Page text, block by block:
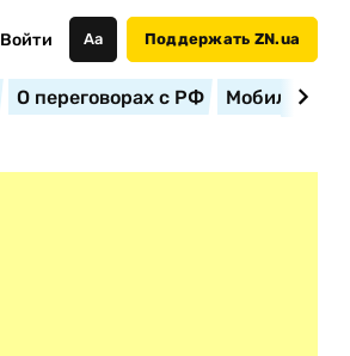
Войти Аа Поддержать ZN.ua
О переговорах с РФ